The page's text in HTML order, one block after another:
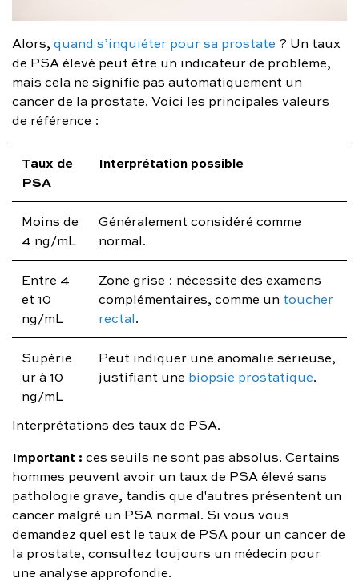
Alors, quand s’inquiéter pour sa prostate ? Un taux
de PSA élevé peut être un indicateur de problème,
mais cela ne signifie pas automatiquement un
cancer de la prostate. Voici les principales valeurs
de référence :
Taux de
PSA
Interprétation possible
Moins de
4 ng/mL
Généralement considéré comme
normal.
Entre 4
et 10
ng/mL
Zone grise : nécessite des examens
complémentaires, comme un toucher
rectal.
Supérie
ur à 10
ng/mL
Peut indiquer une anomalie sérieuse,
justifiant une biopsie prostatique.
Interprétations des taux de PSA.
Important : ces seuils ne sont pas absolus. Certains
hommes peuvent avoir un taux de PSA élevé sans
pathologie grave, tandis que d'autres présentent un
cancer malgré un PSA normal. Si vous vous
demandez quel est le taux de PSA pour un cancer de
la prostate, consultez toujours un médecin pour
une analyse approfondie.